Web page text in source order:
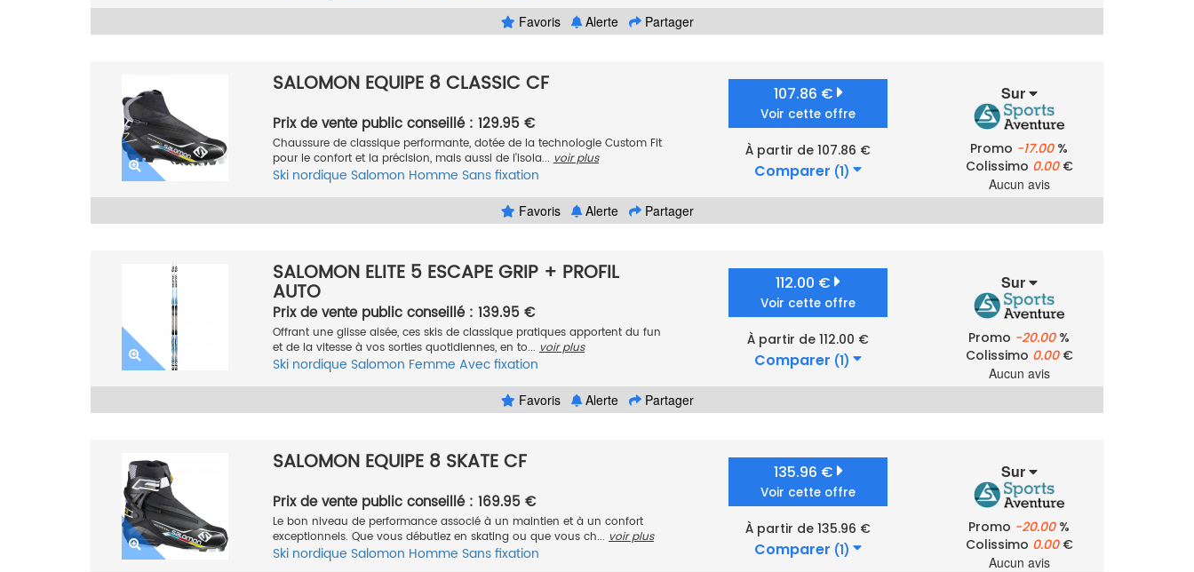
Favoris Alerte Partager
SALOMON EQUIPE 8 CLASSIC CF
Prix de vente public conseillé : 129.95 €
Chaussure de classique performante, dotée de la technologie Custom Fit
pour le confort et la précision, mais aussi de l'isola... voir plus
Ski nordique Salomon Homme Sans fixation
107.86 €
Voir cette offre
À partir de 107.86 €
Comparer (1)
Sur
Promo -17.00%
Colissimo 0.00€
Aucun avis
Favoris
Alerte Partager
SALOMON ELITE 5 ESCAPE GRIP + PROFIL
AUTO
Prix de vente public conseillé : 139.95 €
Offrant une glisse aisée, ces skis de classique pratiques apportent du fun
et de la vitesse à vos sorties quotidiennes, en to... voir plus
Ski nordique Salomon Femme Avec fixation
112.00 €
Voir cette offre
À partir de 112.00 €
Comparer (1)
Sur
Promo -20.00%
Colissimo 0.00€
Aucun avis
Favoris
Alerte Partager
SALOMON EQUIPE 8 SKATE CF
Prix de vente public conseillé : 169.95 €
Le bon niveau de performance associé à un maintien et à un confort
exceptionnels. Que vous débutiez en skating ou que vous ch... voir plus
Ski nordique Salomon Homme Sans fixation
135.96 €
Voir cette offre
À partir de 135.96 €
Comparer (1)
Sur
Promo -20.00%
Colissimo 0.00€
Aucun avis